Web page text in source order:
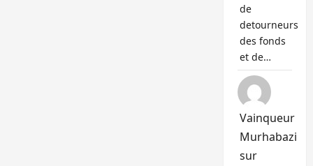
de
detourneurs
des fonds
et de…
Vainqueur
Murhabazi
sur